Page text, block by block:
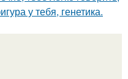
у тебя, генетика.